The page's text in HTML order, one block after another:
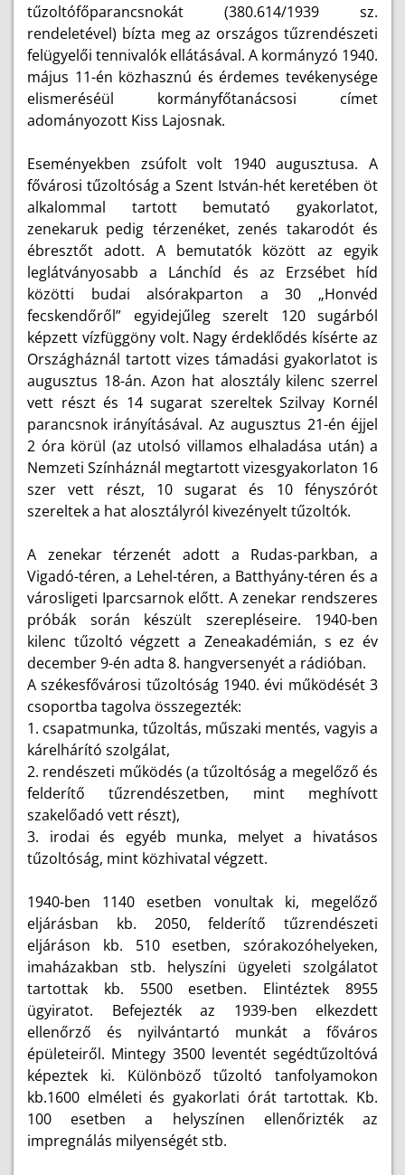
tűzoltófőparancsnokát (380.614/1939 sz.
rendeletével) bízta meg az országos tűzrendészeti
felügyelői tennivalók ellátásával. A kormányzó 1940.
május 11-én közhasznú és érdemes tevékenysége
elismeréséül kormányfőtanácsosi címet
adományozott Kiss Lajosnak.
Eseményekben zsúfolt volt 1940 augusztusa. A
fővárosi tűzoltóság a Szent István-hét keretében öt
alkalommal tartott bemutató gyakorlatot,
zenekaruk pedig térzenéket, zenés takarodót és
ébresztőt adott. A bemutatók között az egyik
leglátványosabb a Lánchíd és az Erzsébet híd
közötti budai alsórakparton a 30 „Honvéd
fecskendőről” egyidejűleg szerelt 120 sugárból
képzett vízfüggöny volt. Nagy érdeklődés kísérte az
Országháznál tartott vizes támadási gyakorlatot is
augusztus 18-án. Azon hat alosztály kilenc szerrel
vett részt és 14 sugarat szereltek Szilvay Kornél
parancsnok irányításával. Az augusztus 21-én éjjel
2 óra körül (az utolsó villamos elhaladása után) a
Nemzeti Színháznál megtartott vizesgyakorlaton 16
szer vett részt, 10 sugarat és 10 fényszórót
szereltek a hat alosztályról kivezényelt tűzoltók.
A zenekar térzenét adott a Rudas-parkban, a
Vigadó-téren, a Lehel-téren, a Batthyány-téren és a
városligeti Iparcsarnok előtt. A zenekar rendszeres
próbák során készült szerepléseire. 1940-ben
kilenc tűzoltó végzett a Zeneakadémián, s ez év
december 9-én adta 8. hangversenyét a rádióban.
A székesfővárosi tűzoltóság 1940. évi működését 3
csoportba tagolva összegezték:
1. csapatmunka, tűzoltás, műszaki mentés, vagyis a
kárelhárító szolgálat,
2. rendészeti működés (a tűzoltóság a megelőző és
felderítő tűzrendészetben, mint meghívott
szakelőadó vett részt),
3. irodai és egyéb munka, melyet a hivatásos
tűzoltóság, mint közhivatal végzett.
1940-ben 1140 esetben vonultak ki, megelőző
eljárásban kb. 2050, felderítő tűzrendészeti
eljáráson kb. 510 esetben, szórakozóhelyeken,
imaházakban stb. helyszíni ügyeleti szolgálatot
tartottak kb. 5500 esetben. Elintéztek 8955
ügyiratot. Befejezték az 1939-ben elkezdett
ellenőrző és nyilvántartó munkát a főváros
épületeiről. Mintegy 3500 leventét segédtűzoltóvá
képeztek ki. Különböző tűzoltó tanfolyamokon
kb.1600 elméleti és gyakorlati órát tartottak. Kb.
100 esetben a helyszínen ellenőrizték az
impregnálás milyenségét stb.